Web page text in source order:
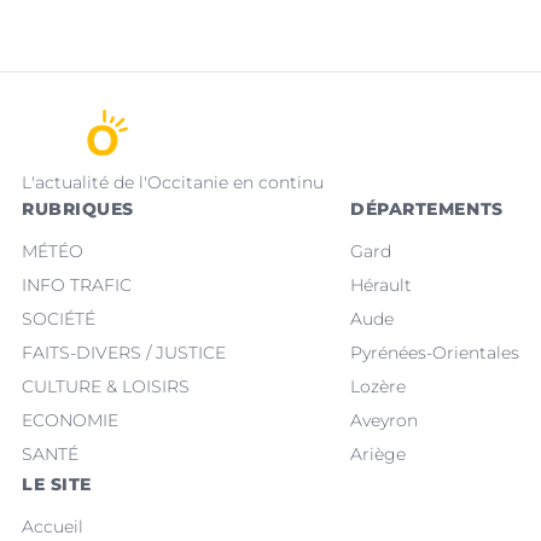
L'actualité de l'Occitanie en continu
RUBRIQUES
MÉTÉO
INFO TRAFIC
SOCIÉTÉ
FAITS-DIVERS / JUSTICE
CULTURE & LOISIRS
ECONOMIE
SANTÉ
DÉPARTEMENTS
Gard
Hérault
Aude
Pyrénées-Orientales
Lozère
Aveyron
Ariège
LE SITE
Accueil